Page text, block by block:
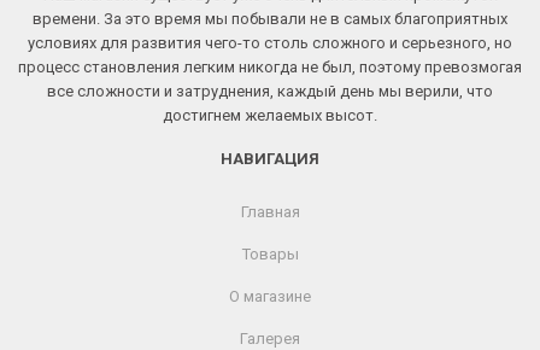
времени. За это время мы побывали не в самых благоприятных
условиях для развития чего-то столь сложного и серьезного, но
процесс становления легким никогда не был, поэтому превозмогая
все сложности и затруднения, каждый день мы верили, что
достигнем желаемых высот.
НАВИГАЦИЯ
Главная
Товары
О магазине
Галерея